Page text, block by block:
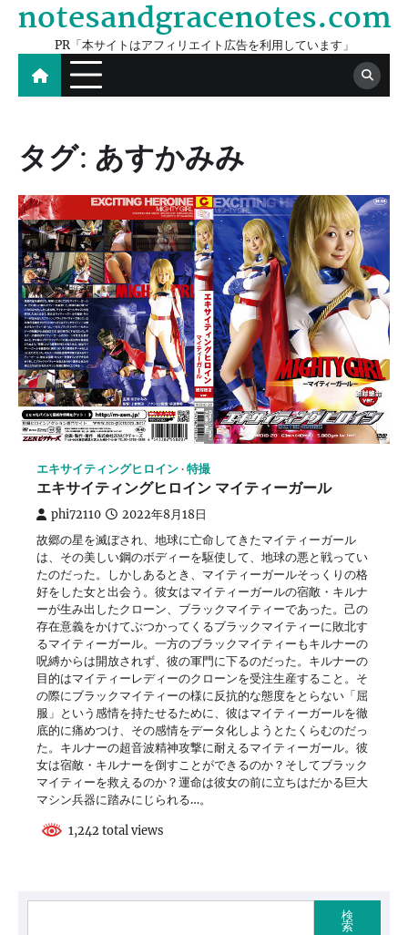
Skip
content
notesandgracenotes.com
PR「本サイトはアフィリエイト広告を利用しています」
タグ: あすかみみ
エキサイティングヒロイン 特撮
エキサイティングヒロイン マイティーガール
phi72110 2022年8月18日
故郷の星を滅ぼされ、地球に亡命してきたマイティーガール
は、その美しい鋼のボディーを駆使して、地球の悪と戦ってい
たのだった。しかしあるとき、マイティーガールそっくりの格
好をした女と出会う。彼女はマイティーガールの宿敵・キルナ
ーが生み出したクローン、ブラックマイティーであった。己の
存在意義をかけてぶつかってくるブラックマイティーに敗北す
るマイティーガール。一方のブラックマイティーもキルナーの
呪縛からは開放されず、彼の軍門に下るのだった。キルナーの
目的はマイティーレディーのクローンを受注生産すること。そ
の際にブラックマイティーの様に反抗的な態度をとらない「屈
服」という感情を持たせるために、彼はマイティーガールを徹
底的に痛めつけ、その感情をデータ化しようとたくらむのだっ
た。キルナーの超音波精神攻撃に耐えるマイティーガール。彼
女は宿敵・キルナーを倒すことができるのか？そしてブラック
マイティーを救えるのか？運命は彼女の前に立ちはだかる巨大
マシン兵器に踏みにじられる…。
1,242 total views
検
索